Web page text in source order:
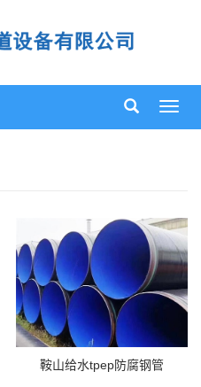
导
鞍山给水tpep防腐钢管